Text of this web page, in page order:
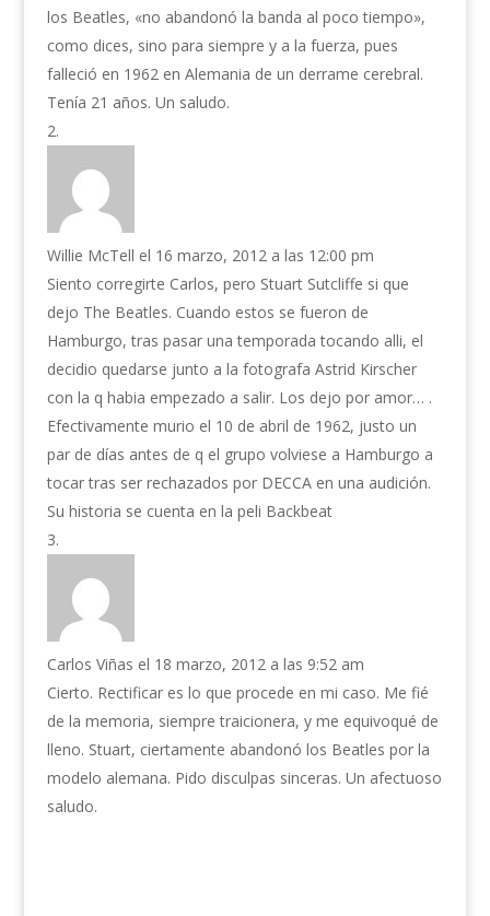
los Beatles, «no abandonó la banda al poco tiempo»,
como dices, sino para siempre y a la fuerza, pues
falleció en 1962 en Alemania de un derrame cerebral.
Tenía 21 años. Un saludo.
Willie McTell el 16 marzo, 2012 a las 12:00 pm
Siento corregirte Carlos, pero Stuart Sutcliffe si que
dejo The Beatles. Cuando estos se fueron de
Hamburgo, tras pasar una temporada tocando alli, el
decidio quedarse junto a la fotografa Astrid Kirscher
con la q habia empezado a salir. Los dejo por amor… .
Efectivamente murio el 10 de abril de 1962, justo un
par de días antes de q el grupo volviese a Hamburgo a
tocar tras ser rechazados por DECCA en una audición.
Su historia se cuenta en la peli Backbeat
Carlos Viñas el 18 marzo, 2012 a las 9:52 am
Cierto. Rectificar es lo que procede en mi caso. Me fié
de la memoria, siempre traicionera, y me equivoqué de
lleno. Stuart, ciertamente abandonó los Beatles por la
modelo alemana. Pido disculpas sinceras. Un afectuoso
saludo.